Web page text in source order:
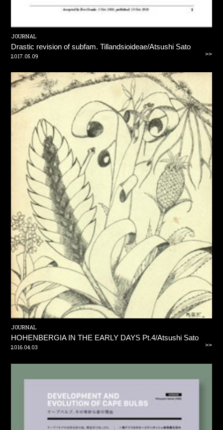
JOURNAL
Drastic revision of subfam. Tillandsioideae/Atsushi Sato
2017.05.09 >>
JOURNAL
HOHENBERGIA IN THE EARLY DAYS Pt.4/Atsushi Sato
2016.04.03 >>